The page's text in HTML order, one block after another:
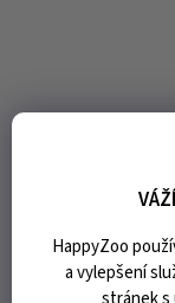
HappyZoo
a vylepšení